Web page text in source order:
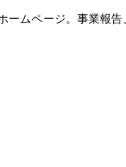
ームページ。事業報